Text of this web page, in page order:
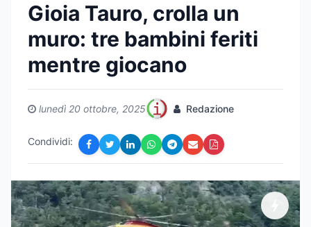
Gioia Tauro, crolla un
muro: tre bambini feriti
mentre giocano
lunedì 20 ottobre, 2025 Redazione
Condividi: